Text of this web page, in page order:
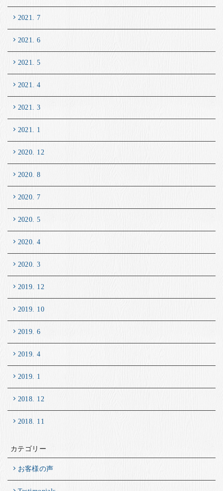
2021. 7
2021. 6
2021. 5
2021. 4
2021. 3
2021. 1
2020. 12
2020. 8
2020. 7
2020. 5
2020. 4
2020. 3
2019. 12
2019. 10
2019. 6
2019. 4
2019. 1
2018. 12
2018. 11
カテゴリー
お客様の声